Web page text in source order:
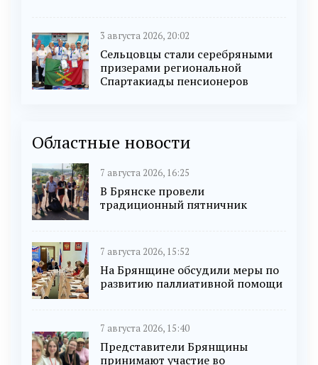
3 августа 2026, 20:02
Сельцовцы стали серебряными
призерами региональной
Спартакиады пенсионеров
Областные новости
7 августа 2026, 16:25
В Брянске провели
традиционный пятничник
7 августа 2026, 15:52
На Брянщине обсудили меры по
развитию паллиативной помощи
7 августа 2026, 15:40
Представители Брянщины
принимают участие во